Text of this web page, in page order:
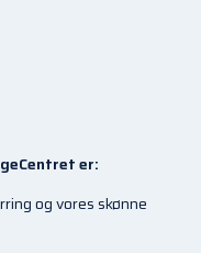
er:
og vores skønne